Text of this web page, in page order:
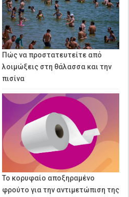
Πώς να προστατευτείτε από
λοιμώξεις στη θάλασσα και την
πισίνα
Το κορυφαίο αποξηραμένο
φρούτο για την αντιμετώπιση της